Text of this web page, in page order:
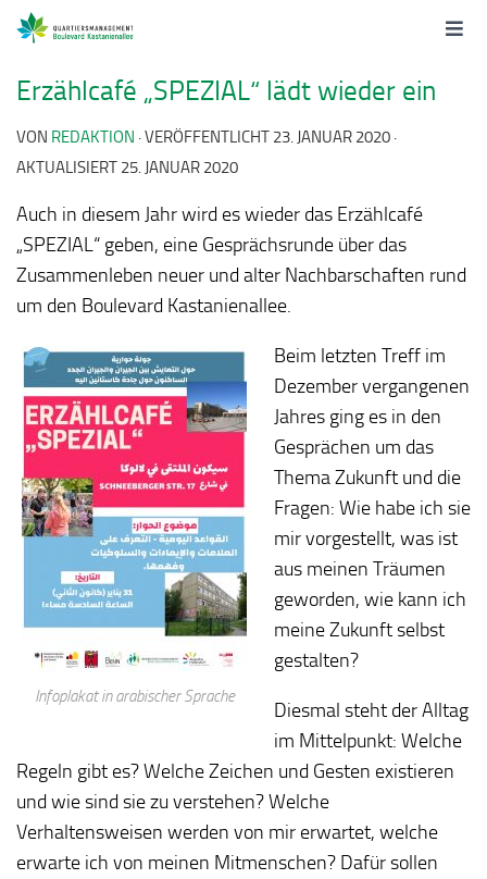
Erzählcafé „SPEZIAL“ lädt wieder ein
VON REDAKTION · VERÖFFENTLICHT 23. JANUAR 2020 ·
AKTUALISIERT 25. JANUAR 2020
Auch in diesem Jahr wird es wieder das Erzählcafé
„SPEZIAL“ geben, eine Gesprächsrunde über das
Zusammenleben neuer und alter Nachbarschaften rund
um den Boulevard Kastanienallee.
Infoplakat in arabischer Sprache
Beim letzten Treff im
Dezember vergangenen
Jahres ging es in den
Gesprächen um das
Thema Zukunft und die
Fragen: Wie habe ich sie
mir vorgestellt, was ist
aus meinen Träumen
geworden, wie kann ich
meine Zukunft selbst
gestalten?
Diesmal steht der Alltag
im Mittelpunkt: Welche
Regeln gibt es? Welche Zeichen und Gesten existieren
und wie sind sie zu verstehen? Welche
Verhaltensweisen werden von mir erwartet, welche
erwarte ich von meinen Mitmenschen? Dafür sollen